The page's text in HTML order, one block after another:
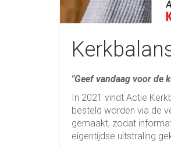
"Geef vandaag voor de
In 2021 vindt Actie
besteld worden via de
gemaakt, zodat
eigentijdse uitstraling